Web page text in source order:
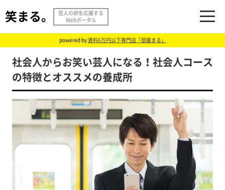
笑まる。
芸人の卵を応援する
Webポータル
powered by 賃料6万円以下専門店「部屋まる」
社会人からお笑い芸人になる！社会人コース
の特徴とオススメの養成所